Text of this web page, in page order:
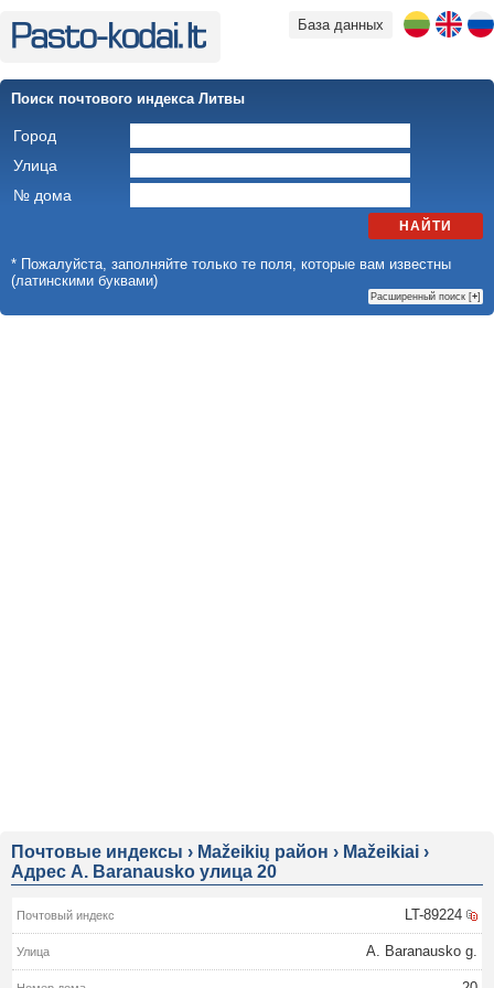
База данных
Поиск почтового индекса Литвы
Город
Улица
№ дома
НАЙТИ
* Пожалуйста, заполняйте только те поля, которые вам известны
(латинскими буквами)
Расширенный поиск [+]
Почтовые индексы › Mažeikių район › Mažeikiai ›
Адрес A. Baranausko улица 20
LT-89224
A. Baranausko g.